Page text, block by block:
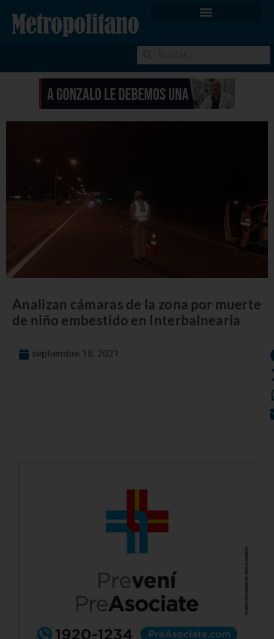
Analizan cámaras de la zona por muerte
de niño embestido en Interbalnearia
septiembre 18, 2021